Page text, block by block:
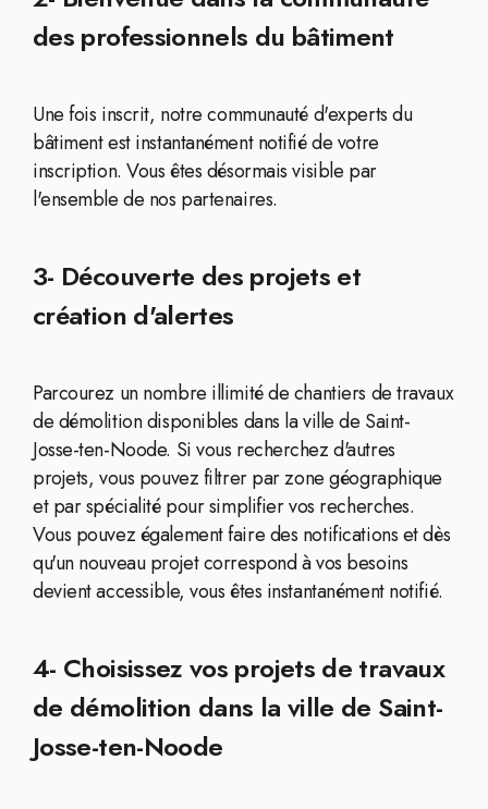
des professionnels du bâtiment
Une fois inscrit, notre communauté d'experts du
bâtiment est instantanément notifié de votre
inscription. Vous êtes désormais visible par
l'ensemble de nos partenaires.
3- Découverte des projets et
création d'alertes
Parcourez un nombre illimité de chantiers de travaux
de démolition disponibles dans la ville de Saint-
Josse-ten-Noode. Si vous recherchez d'autres
projets, vous pouvez filtrer par zone géographique
et par spécialité pour simplifier vos recherches.
Vous pouvez également faire des notifications et dès
qu'un nouveau projet correspond à vos besoins
devient accessible, vous êtes instantanément notifié.
4- Choisissez vos projets de travaux
de démolition dans la ville de Saint-
Josse-ten-Noode